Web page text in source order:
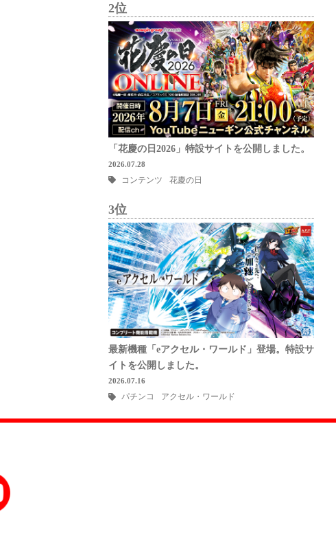
2位
「花慶の日2026」特設サイトを公開しました。
2026.07.28
コンテンツ 花慶の日
3位
最新機種「eアクセル・ワールド」登場。特設サ
イトを公開しました。
2026.07.16
パチンコ アクセル・ワールド